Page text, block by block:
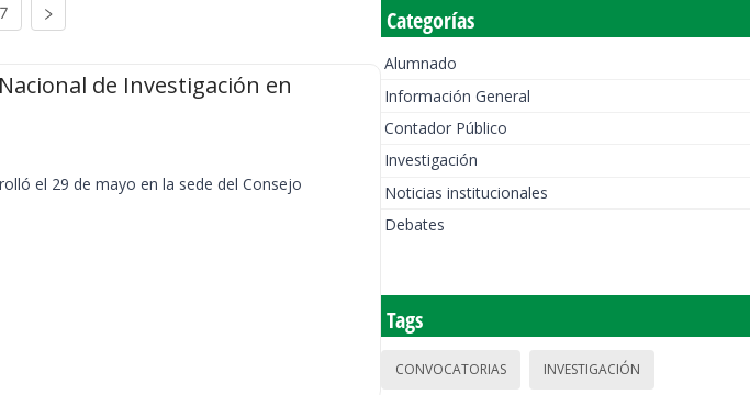
7
de Investigación en
el 29 de mayo en la sede del Consejo
Categorías
Alumnado
Información General
Contador Público
Investigación
Noticias institucionales
Debates
Tags
CONVOCATORIAS INVESTIGACIÓN